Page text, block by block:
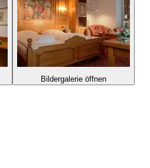
Bildergalerie öffnen